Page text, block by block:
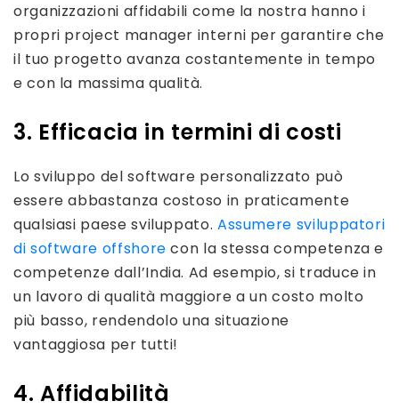
organizzazioni affidabili come la nostra hanno i
propri project manager interni per garantire che
il tuo progetto avanza costantemente in tempo
e con la massima qualità.
3. Efficacia in termini di costi
Lo sviluppo del software personalizzato può
essere abbastanza costoso in praticamente
qualsiasi paese sviluppato. Assumere sviluppatori
di software offshore con la stessa competenza e
competenze dall’India. Ad esempio, si traduce in
un lavoro di qualità maggiore a un costo molto
più basso, rendendolo una situazione
vantaggiosa per tutti!
4. Affidabilità